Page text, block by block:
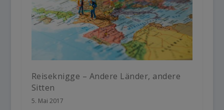
Reiseknigge – Andere Länder, andere
Sitten
5. Mai 2017